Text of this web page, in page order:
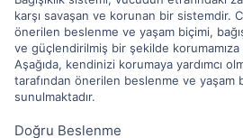
karşı savaşan ve korunan bir sistemdir.
önerilen beslenme ve yaşam biçimi,
ve güçlendirilmiş bir şekilde korumamıza
Aşağıda, kendinizi korumaya yardımcı
tarafından önerilen beslenme ve yaşam
sunulmaktadır.
Doğru Beslenme